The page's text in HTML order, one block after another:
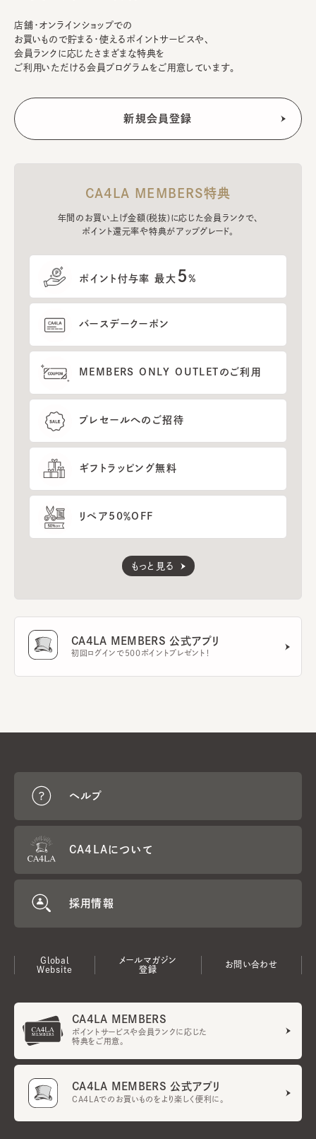
店舗・オンラインショップでの
お買いもので貯まる・使えるポイントサービスや、
会員ランクに応じたさまざまな特典を
ご利用いただける会員プログラムをご用意しています。
CA4LA MEMBERS特典
年間のお買い上げ金額(税抜)に応じた会員ランクで、
ポイント還元率や特典がアップグレード。
ポイント付与率 最大 5%
バースデークーポン
MEMBERS ONLY OUTLETのご利用
プレセールへのご招待
ギフトラッピング無料
リペア50％OFF
もっと見る
CA4LA MEMBERS 公式アプリ
初回ログインで500ポイントプレゼント！
ヘルプ
CA4LAについて
採用情報
Global
Website
メールマガジン
登録
お問い合わせ
CA4LA MEMBERS
ポイントサービスや会員ランクに応じた
特典をご用意。
CA4LA MEMBERS 公式アプリ
CA4LAでのお買いものをより楽しく便利に。